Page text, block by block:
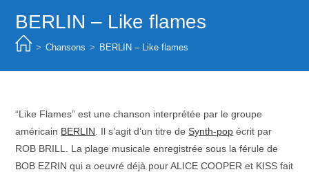
BERLIN – Like flames
> Chansons > BERLIN – Like flames
“Like Flames” est une chanson interprétée par le groupe
américain BERLIN . Il s’agit d’un titre deSynth-pop écrit par
ROB BRILL. La plage musicale enregistrée sous la férule de
BOB EZRIN qui a oeuvré déjà pour ALICE COOPER et KISS fait